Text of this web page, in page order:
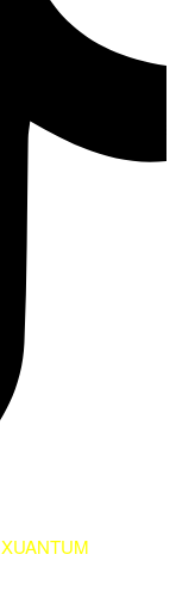
XUANTUM